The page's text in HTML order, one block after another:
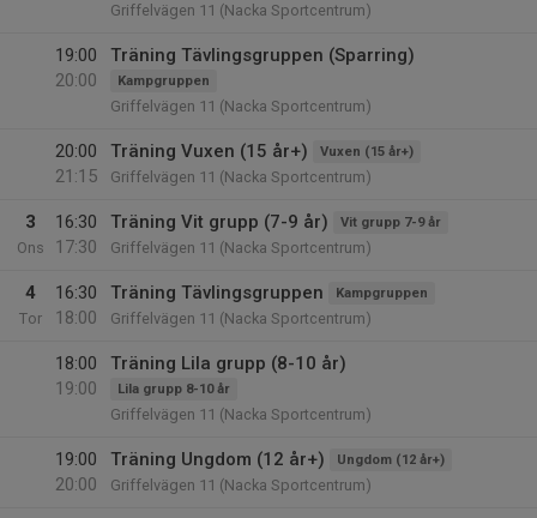
Griffelvägen 11 (Nacka Sportcentrum)
19:00
20:00
Träning Tävlingsgruppen (Sparring)
Kampgruppen
Griffelvägen 11 (Nacka Sportcentrum)
20:00
21:15
Träning Vuxen (15 år+) Vuxen (15 år+)
Griffelvägen 11 (Nacka Sportcentrum)
3
Ons
16:30
17:30
Träning Vit grupp (7-9 år) Vit grupp 7-9 år
Griffelvägen 11 (Nacka Sportcentrum)
4
Tor
16:30
18:00
Träning Tävlingsgruppen Kampgruppen
Griffelvägen 11 (Nacka Sportcentrum)
18:00
19:00
Träning Lila grupp (8-10 år)
Lila grupp 8-10 år
Griffelvägen 11 (Nacka Sportcentrum)
19:00
20:00
Träning Ungdom (12 år+) Ungdom (12 år+)
Griffelvägen 11 (Nacka Sportcentrum)